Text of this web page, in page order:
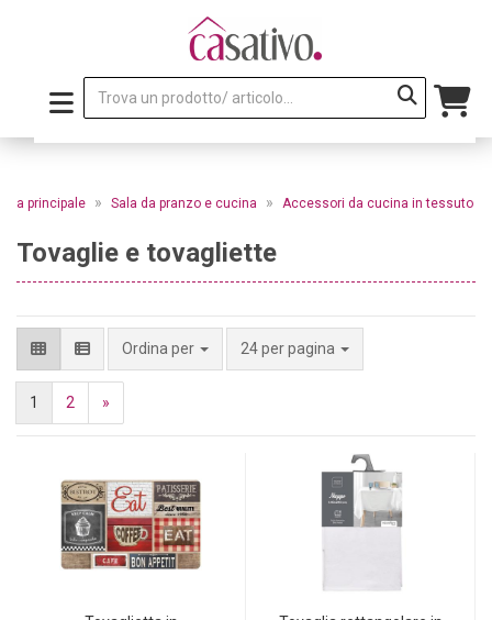
principale » Sala da pranzo e cucina » Accessori da cucina in tessuto
Tovaglie e tovagliette
Ordina per 24 per pagina
1 2 »